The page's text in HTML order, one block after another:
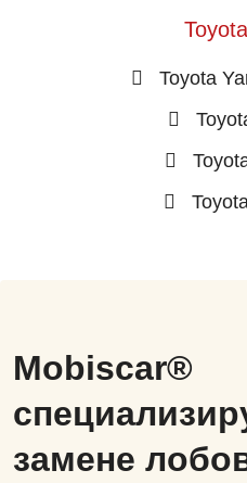
Toyota
Mobiscar®
замене